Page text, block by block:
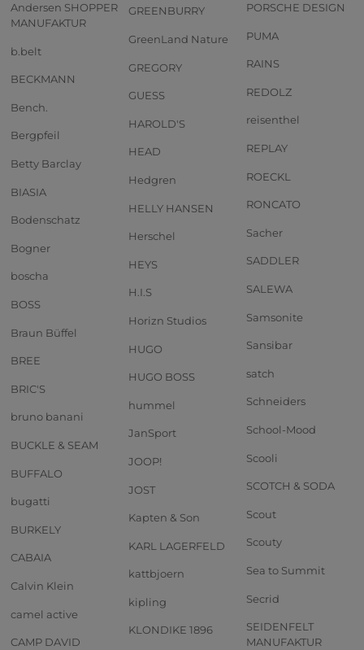
Andersen SHOPPER
MANUFAKTUR
b.belt
BECKMANN
Bench.
Bergpfeil
Betty Barclay
BIASIA
Bodenschatz
Bogner
boscha
BOSS
Braun Büffel
BREE
BRIC'S
bruno banani
BUCKLE & SEAM
BUFFALO
bugatti
BURKELY
CABAIA
Calvin Klein
camel active
CAMP DAVID
GREENBURRY
GreenLand Nature
GREGORY
GUESS
HAROLD'S
HEAD
Hedgren
HELLY HANSEN
Herschel
HEYS
H.I.S
Horizn Studios
HUGO
HUGO BOSS
hummel
JanSport
JOOP!
JOST
Kapten & Son
KARL LAGERFELD
kattbjoern
kipling
KLONDIKE 1896
PORSCHE DESIGN
PUMA
RAINS
REDOLZ
reisenthel
REPLAY
ROECKL
RONCATO
Sacher
SADDLER
SALEWA
Samsonite
Sansibar
satch
Schneiders
School-Mood
Scooli
SCOTCH & SODA
Scout
Scouty
Sea to Summit
Secrid
SEIDENFELT
MANUFAKTUR